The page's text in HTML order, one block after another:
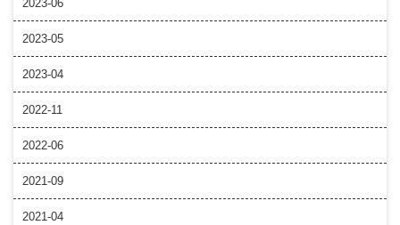
2023-06
2023-05
2023-04
2022-11
2022-06
2021-09
2021-04